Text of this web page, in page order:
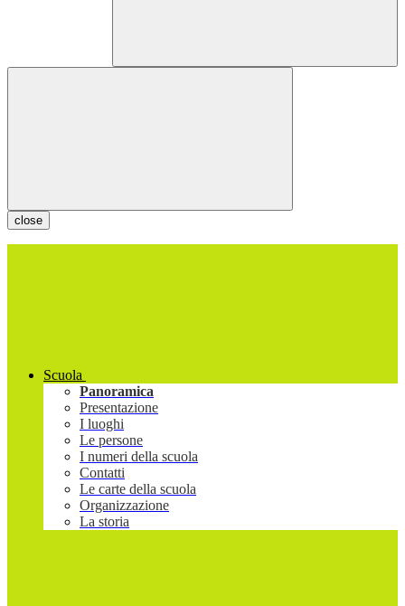
close
Scuola
Panoramica
Presentazione
I luoghi
Le persone
I numeri della scuola
Contatti
Le carte della scuola
Organizzazione
La storia